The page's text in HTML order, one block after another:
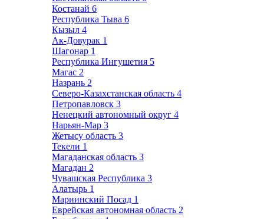
Костанай 6
Республика Тыва 6
Кызыл 4
Ак-Довурак 1
Шагонар 1
Республика Ингушетия 5
Магас 2
Назрань 2
Северо-Казахстанская область 4
Петропавловск 3
Ненецкий автономный округ 4
Нарьян-Мар 3
Жетысу область 3
Текели 1
Магаданская область 3
Магадан 2
Чувашская Республика 3
Алатырь 1
Мариинский Посад 1
Еврейская автономная область 2